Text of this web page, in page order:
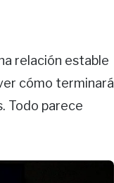
relación estable
cómo terminará
Todo parece